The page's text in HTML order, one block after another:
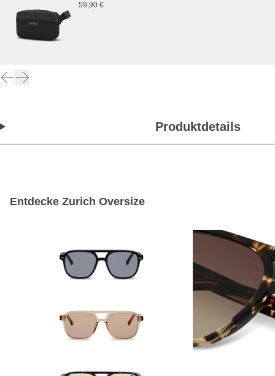
59,90 €
Produktdetails
Entdecke Zurich Oversize